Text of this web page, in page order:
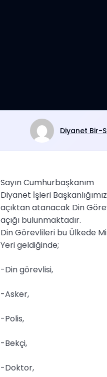
Diyanet Bir-
Sayın Cumhurbaşkanım
Diyanet İşleri
açıktan atanacak Din
açığı bulunmaktadır.
Din Görevlileri bu Ülkede
Yeri geldiğinde;
-Din görevlisi,
-Asker,
-Polis,
-Bekçi,
-Doktor,